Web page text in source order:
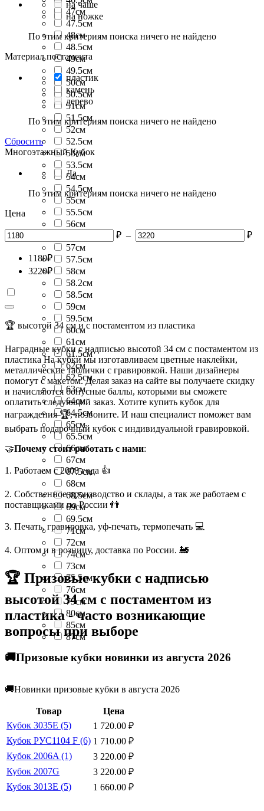
47см
47.5см
48см
48.5см
49см
49.5см
50см
50.5см
51см
51.5см
52см
52.5см
53см
53.5см
54см
54.5см
55см
55.5см
56см
57см
57.5см
58см
58.2см
58.5см
59см
59.5см
60см
61см
61.5см
62см
62.5см
63см
64см
64.5см
65см
65.5см
66см
67см
67.5см
68см
68.5см
69см
69.5см
71см
72см
74см
73см
75.5см
76см
79см
80см
85см
87см
на чаше
на ножке
По этим критериям поиска ничего не найдено
Материал постамента
пластик
камень
дерево
По этим критериям поиска ничего не найдено
Сбросить
Многоэтажный Кубок
Да
По этим критериям поиска ничего не найдено
Цена
₽ – ₽
1180₽
3220₽
🏆 высотой 34 см и с постаментом из пластика
Наградные кубки с надписью высотой 34 см с постаментом из
пластика На кубки мы изготавливаем цветные наклейки,
металлические таблички с гравировкой. Наши дизайнеры
помогут с макетом. Делая заказ на сайте вы получаете скидку
и начисляются бонусные баллы, которыми вы сможете
оплатить следующий заказ. Хотите купить кубок для
награждения 🏆, позвоните. И наш специалист поможет вам
выбрать подарочный кубок с индивидуальной гравировкой.
🤝Почему стоит работать с нами:
1. Работаем с 2008 года 👍
2. Собственное производство и склады, а так же работаем с
поставщиками по России 👬
3. Печать, гравировка, уф-печать, термопечать 💻
4. Оптом и в розницу, доставка по России. 🚂
🏆 Призовые кубки с надписью
высотой 34 см с постаментом из
пластика - часто возникающие
вопросы при выборе
🚚Призовые кубки новинки из августа 2026
🚚Новинки призовые кубки в августа 2026
Товар
Цена
Кубок 3035E (5)
1 720.00 ₽
Кубок РУС1104 F (6) 1 710.00 ₽
Кубок 2006A (1)
3 220.00 ₽
Кубок 2007G
3 220.00 ₽
Кубок 3013E (5)
1 660.00 ₽